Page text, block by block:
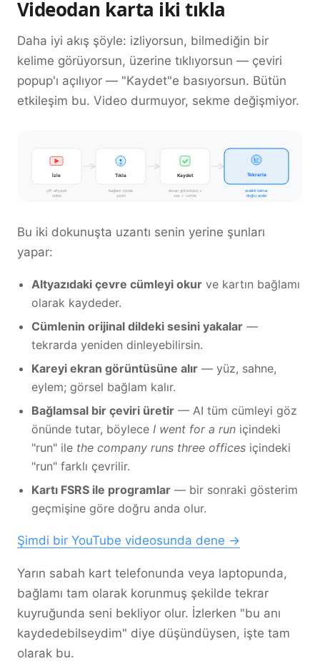
Videodan karta iki tıkla
Daha iyi akış şöyle: izliyorsun, bilmediğin bir
kelime görüyorsun, üzerine tıklıyorsun — çeviri
popup'ı açılıyor — "Kaydet"e basıyorsun. Bütün
etkileşim bu. Video durmuyor, sekme değişmiyor.
İzle Tıkla Kaydet Tekrarla
çift altyazılı
video
bağlam içinde
çeviri
ekran görüntüsü +
ses + cümle
aralıklı tekrar
doğru anda
Bu iki dokunuşta uzantı senin yerine şunları
yapar:
Altyazıdaki çevre cümleyi okur ve kartın bağlamı
olarak kaydeder.
Cümlenin orijinal dildeki sesini yakalar —
tekrarda yeniden dinleyebilirsin.
Kareyi ekran görüntüsüne alır — yüz, sahne,
eylem; görsel bağlam kalır.
Bağlamsal bir çeviri üretir — AI tüm cümleyi göz
önünde tutar, böylece I went for a run içindeki
"run" ile the company runs three offices içindeki
"run" farklı çevrilir.
Kartı FSRS ile programlar — bir sonraki gösterim
geçmişine göre doğru anda olur.
Şimdi bir YouTube videosunda dene →
Yarın sabah kart telefonunda veya laptopunda,
bağlamı tam olarak korunmuş şekilde tekrar
kuyruğunda seni bekliyor olur. İzlerken "bu anı
kaydedebilseydim" diye düşündüysen, işte tam
olarak bu.